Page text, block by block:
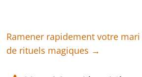
Ramener rapidement votre mari
de rituels magiques →